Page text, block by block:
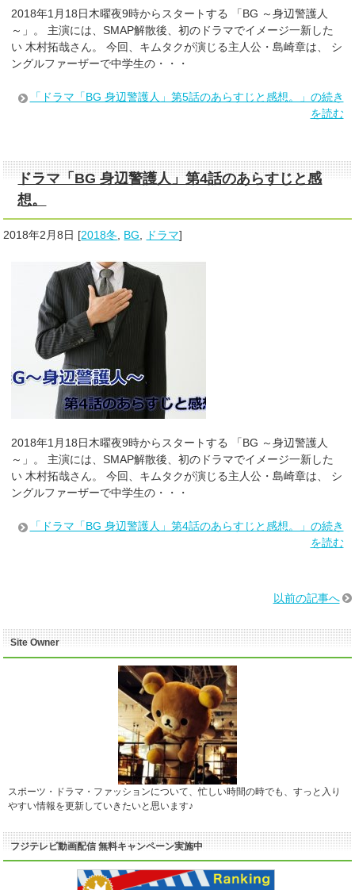
2018年1月18日木曜夜9時からスタートする 「BG ～身辺警護人
～」。 主演には、SMAP解散後、初のドラマでイメージ一新した
い 木村拓哉さん。 今回、キムタクが演じる主人公・島崎章は、 シ
ングルファーザーで中学生の・・・
「ドラマ「BG 身辺警護人」第5話のあらすじと感想。」の続き
を読む
ドラマ「BG 身辺警護人」第4話のあらすじと感
想。
2018年2月8日 [2018冬 BG ドラマ]
2018年1月18日木曜夜9時からスタートする 「BG ～身辺警護人
～」。 主演には、SMAP解散後、初のドラマでイメージ一新した
い 木村拓哉さん。 今回、キムタクが演じる主人公・島崎章は、 シ
ングルファーザーで中学生の・・・
「ドラマ「BG 身辺警護人」第4話のあらすじと感想。」の続き
を読む
以前の記事へ
Site Owner
スポーツ・ドラマ・ファッションについて、忙しい時間の時でも、すっと入り
やすい情報を更新していきたいと思います♪
フジテレビ動画配信 無料キャンペーン実施中